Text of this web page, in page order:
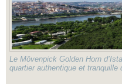
Le Mövenpick Golden Horn
quartier authentique et